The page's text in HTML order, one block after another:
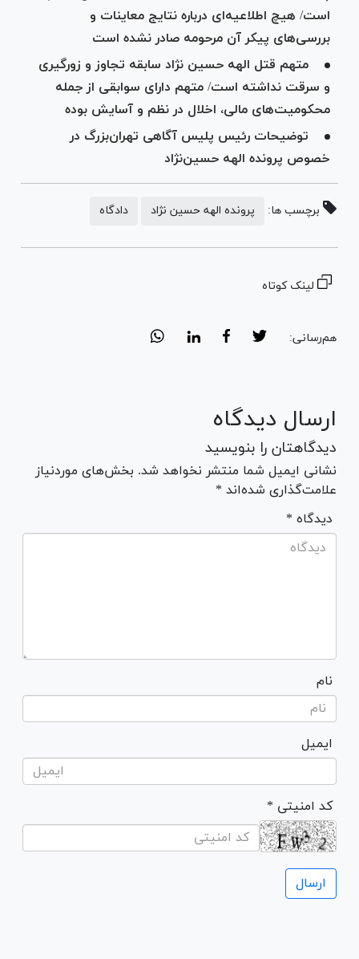
است/ هیچ اطلاعیه‌ای درباره نتایج معاینات و
بررسی‌های پیکر آن مرحومه صادر نشده است
متهم قتل الهه حسین نژاد سابقه تجاوز و زورگیری
و سرقت نداشته است/ متهم دارای سوابقی از جمله
محکومیت‌های مالی، اخلال در نظم و آسایش بوده
توضیحات رئیس پلیس آگاهی تهران‌بزرگ در
خصوص پرونده الهه حسین‌نژاد
برچسب ها: پرونده الهه حسین نژاد دادگاه
لینک کوتاه
هم‌رسانی:
ارسال دیدگاه
دیدگاهتان را بنویسید
نشانی ایمیل شما منتشر نخواهد شد. بخش‌های موردنیاز
علامت‌گذاری شده‌اند *
* دیدگاه
نام
ایمیل
* کد امنیتی